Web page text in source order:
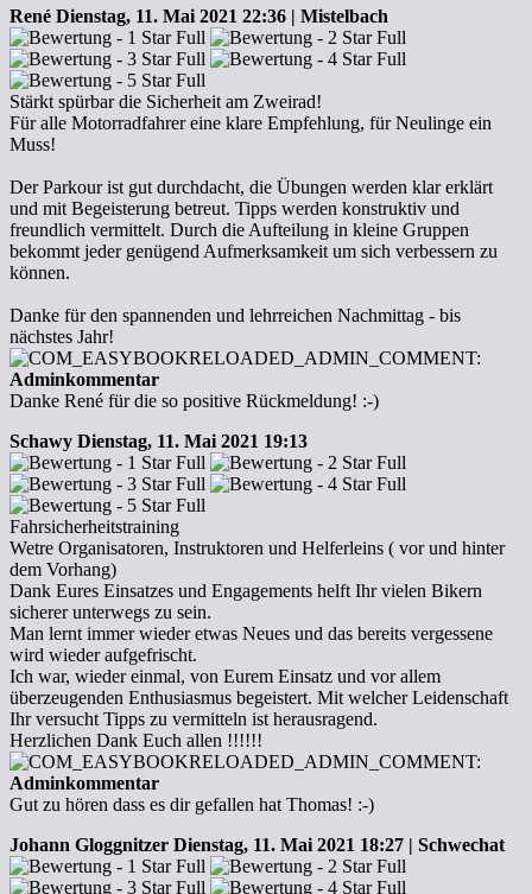
René Dienstag, 11. Mai 2021 22:36 | Mistelbach
Stärkt spürbar die Sicherheit am Zweirad!
Für alle Motorradfahrer eine klare Empfehlung, für Neulinge ein
Muss!
Der Parkour ist gut durchdacht, die Übungen werden klar erklärt
und mit Begeisterung betreut. Tipps werden konstruktiv und
freundlich vermittelt. Durch die Aufteilung in kleine Gruppen
bekommt jeder genügend Aufmerksamkeit um sich verbessern zu
können.
Danke für den spannenden und lehrreichen Nachmittag - bis
nächstes Jahr!
Adminkommentar
Danke René für die so positive Rückmeldung! :-)
Schawy Dienstag, 11. Mai 2021 19:13
Fahrsicherheitstraining
Wetre Organisatoren, Instruktoren und Helferleins ( vor und hinter
dem Vorhang)
Dank Eures Einsatzes und Engagements helft Ihr vielen Bikern
sicherer unterwegs zu sein.
Man lernt immer wieder etwas Neues und das bereits vergessene
wird wieder aufgefrischt.
Ich war, wieder einmal, von Eurem Einsatz und vor allem
überzeugenden Enthusiasmus begeistert. Mit welcher Leidenschaft
Ihr versucht Tipps zu vermitteln ist herausragend.
Herzlichen Dank Euch allen !!!!!!
Adminkommentar
Gut zu hören dass es dir gefallen hat Thomas! :-)
Johann Gloggnitzer Dienstag, 11. Mai 2021 18:27 | Schwechat